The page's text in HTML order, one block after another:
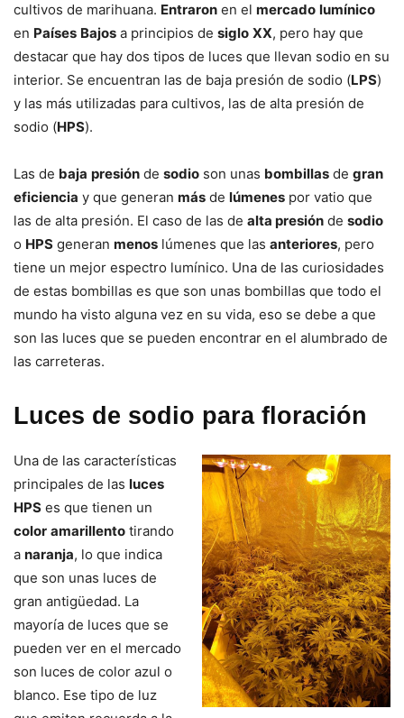
cultivos de marihuana. Entraron en el mercado lumínico
en Países Bajos a principios de siglo XX, pero hay que
destacar que hay dos tipos de luces que llevan sodio en su
interior. Se encuentran las de baja presión de sodio (LPS)
y las más utilizadas para cultivos, las de alta presión de
sodio (HPS).
Las de baja presión de sodio son unas bombillas de gran
eficiencia y que generan más de lúmenes por vatio que
las de alta presión. El caso de las de alta presión de sodio
o HPS generan menos lúmenes que las anteriores, pero
tiene un mejor espectro lumínico. Una de las curiosidades
de estas bombillas es que son unas bombillas que todo el
mundo ha visto alguna vez en su vida, eso se debe a que
son las luces que se pueden encontrar en el alumbrado de
las carreteras.
Luces de sodio para floración
Una de las características
principales de las luces
HPS es que tienen un
color amarillento tirando
a naranja, lo que indica
que son unas luces de
gran antigüedad. La
mayoría de luces que se
pueden ver en el mercado
son luces de color azul o
blanco. Ese tipo de luz